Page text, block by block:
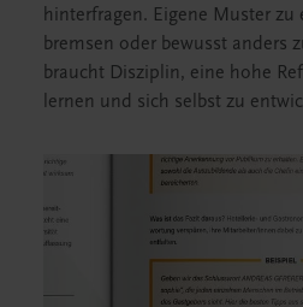
hinterfragen. Eigene Muster zu
bremsen oder bewusst anders
braucht Disziplin, eine hohe
lernen und sich selbst zu